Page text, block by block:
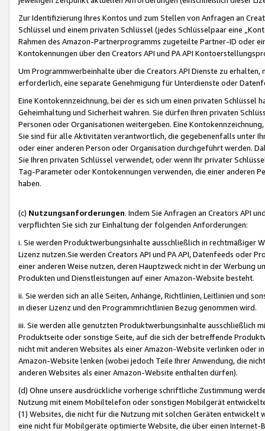
Zur Identifizierung Ihres Kontos und zum Stellen von Anfragen an
Schlüssel und einem privaten Schlüssel (jedes Schlüsselpaar eine
Rahmen des Amazon-Partnerprogramms zugeteilte Partner-ID oder
Kontokennungen über den Creators API und PA API
Um Programmwerbeinhalte über die Creators API Dienste zu
erforderlich, eine separate Genehmigung für Unterdienste oder
Eine Kontokennzeichnung, bei der es sich um einen privaten
Geheimhaltung und Sicherheit wahren. Sie dürfen Ihren privaten
Personen oder Organisationen weitergeben. Eine
Sie sind für alle Aktivitäten verantwortlich, die gegebenenfalls unter
oder einer anderen Person oder Organisation durchgeführt werden.
Sie Ihren privaten Schlüssel verwendet, oder wenn Ihr privater
Tag-Parameter oder Kontokennungen verwenden, die einer anderen
haben.
(c) Nutzungsanforderungen. Indem Sie Anfragen an Creators API
verpflichten Sie sich zur Einhaltung der folgenden Anforderungen:
i. Sie werden Produktwerbungsinhalte ausschließlich in rechtmäßiger
Lizenz nutzen.Sie werden Creators API und PA API, Datenfeeds oder
einer anderen Weise nutzen, deren Hauptzweck nicht in der Werbung
Produkten und Dienstleistungen auf einer Amazon-Website besteht.
ii. Sie werden sich an alle Seiten, Anhänge, Richtlinien, Leitlinien und
in dieser Lizenz und den Programmrichtlinien Bezug genommen wird.
iii. Sie werden alle genutzten Produktwerbungsinhalte ausschließlich
Produktseite oder sonstige Seite, auf die sich der betreffende
nicht mit anderen Websites als einer Amazon-Website verlinken oder
Amazon-Website lenken (wobei jedoch Teile Ihrer Anwendung, die
anderen Websites als einer Amazon-Website enthalten dürfen).
(d) Ohne unsere ausdrückliche vorherige schriftliche Zustimmung
Nutzung mit einem Mobiltelefon oder sonstigen Mobilgerät
(1) Websites, die nicht für die Nutzung mit solchen Geräten
eine nicht für Mobilgeräte optimierte Website, die über einen